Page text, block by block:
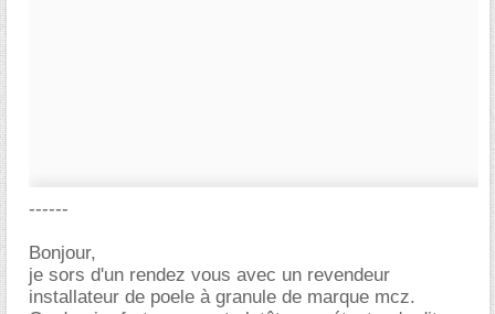
------
Bonjour,
je sors d'un rendez vous avec un revendeur
installateur de poele à granule de marque mcz.